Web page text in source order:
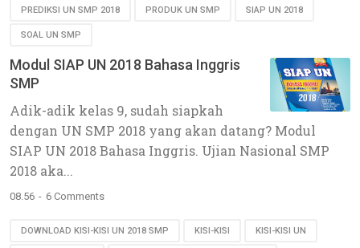
PREDIKSI UN SMP 2018 PRODUK UN SMP SIAP UN 2018
SOAL UN SMP
Modul SIAP UN 2018 Bahasa Inggris
SMP
Adik-adik kelas 9, sudah siapkah
dengan UN SMP 2018 yang akan datang? Modul
SIAP UN 2018 Bahasa Inggris. Ujian Nasional SMP
2018 aka...
08.56 6 Comments
DOWNLOAD KISI-KISI UN 2018 SMP KISI-KISI KISI-KISI UN